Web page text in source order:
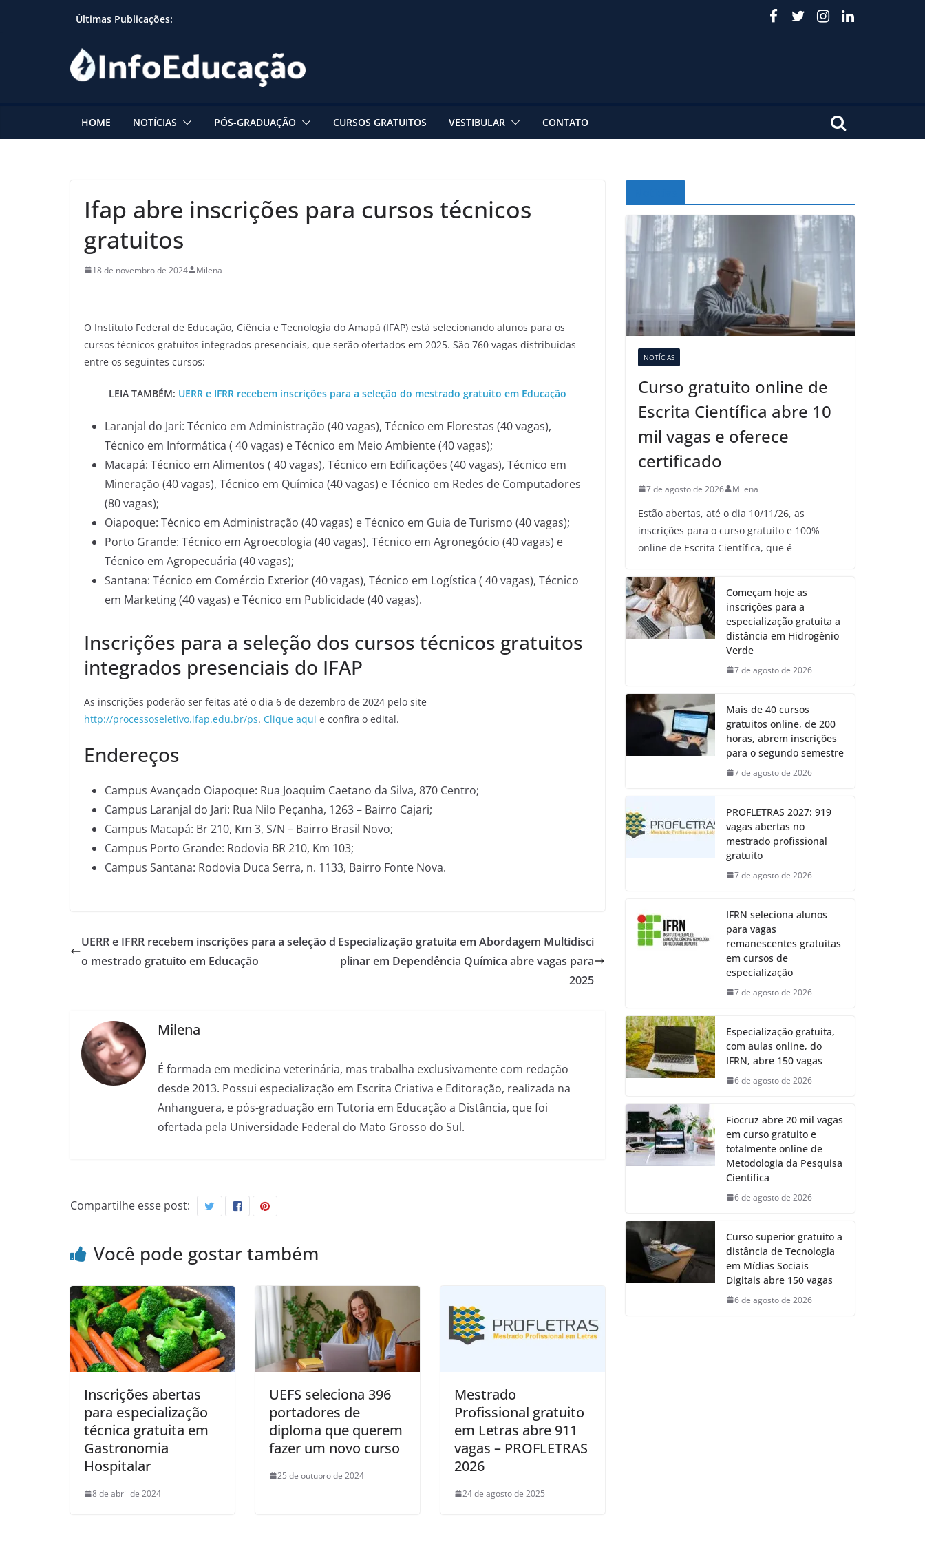
Últimas Publicações:
HOME NOTÍCIAS PÓS-GRADUAÇÃO CURSOS GRATUITOS VESTIBULAR CONTATO
Ifap abre inscrições para cursos técnicos
gratuitos
18 de novembro de 2024 Milena
O Instituto Federal de Educação, Ciência e Tecnologia do Amapá (IFAP) está selecionando alunos para os
cursos técnicos gratuitos integrados presenciais, que serão ofertados em 2025. São 760 vagas distribuídas
entre os seguintes cursos:
LEIA TAMBÉM: UERR e IFRR recebem inscrições para a seleção do mestrado gratuito em Educação
Laranjal do Jari: Técnico em Administração (40 vagas), Técnico em Florestas (40 vagas),
Técnico em Informática ( 40 vagas) e Técnico em Meio Ambiente (40 vagas);
Macapá: Técnico em Alimentos ( 40 vagas), Técnico em Edificações (40 vagas), Técnico em
Mineração (40 vagas), Técnico em Química (40 vagas) e Técnico em Redes de Computadores
(80 vagas);
Oiapoque: Técnico em Administração (40 vagas) e Técnico em Guia de Turismo (40 vagas);
Porto Grande: Técnico em Agroecologia (40 vagas), Técnico em Agronegócio (40 vagas) e
Técnico em Agropecuária (40 vagas);
Santana: Técnico em Comércio Exterior (40 vagas), Técnico em Logística ( 40 vagas), Técnico
em Marketing (40 vagas) e Técnico em Publicidade (40 vagas).
Inscrições para a seleção dos cursos técnicos gratuitos
integrados presenciais do IFAP
As inscrições poderão ser feitas até o dia 6 de dezembro de 2024 pelo site
http://processoseletivo.ifap.edu.br/ps. Clique aqui e confira o edital.
Endereços
Campus Avançado Oiapoque: Rua Joaquim Caetano da Silva, 870 Centro;
Campus Laranjal do Jari: Rua Nilo Peçanha, 1263 – Bairro Cajari;
Campus Macapá: Br 210, Km 3, S/N – Bairro Brasil Novo;
Campus Porto Grande: Rodovia BR 210, Km 103;
Campus Santana: Rodovia Duca Serra, n. 1133, Bairro Fonte Nova.
UERR e IFRR recebem inscrições para a seleção d
o mestrado gratuito em Educação
Especialização gratuita em Abordagem Multidisci
plinar em Dependência Química abre vagas para
2025
Milena
É formada em medicina veterinária, mas trabalha exclusivamente com redação
desde 2013. Possui especialização em Escrita Criativa e Editoração, realizada na
Anhanguera, e pós-graduação em Tutoria em Educação a Distância, que foi
ofertada pela Universidade Federal do Mato Grosso do Sul.
Compartilhe esse post:
Você pode gostar também
Inscrições abertas
para especialização
técnica gratuita em
Gastronomia
Hospitalar
8 de abril de 2024
UEFS seleciona 396
portadores de
diploma que querem
fazer um novo curso
25 de outubro de 2024
Mestrado
Profissional gratuito
em Letras abre 911
vagas – PROFLETRAS
2026
24 de agosto de 2025
NOTÍCIAS
Curso gratuito online de
Escrita Científica abre 10
mil vagas e oferece
certificado
7 de agosto de 2026 Milena
Estão abertas, até o dia 10/11/26, as
inscrições para o curso gratuito e 100%
online de Escrita Científica, que é
Começam hoje as
inscrições para a
especialização gratuita a
distância em Hidrogênio
Verde
7 de agosto de 2026
Mais de 40 cursos
gratuitos online, de 200
horas, abrem inscrições
para o segundo semestre
7 de agosto de 2026
PROFLETRAS 2027: 919
vagas abertas no
mestrado profissional
gratuito
7 de agosto de 2026
IFRN seleciona alunos
para vagas
remanescentes gratuitas
em cursos de
especialização
7 de agosto de 2026
Especialização gratuita,
com aulas online, do
IFRN, abre 150 vagas
6 de agosto de 2026
Fiocruz abre 20 mil vagas
em curso gratuito e
totalmente online de
Metodologia da Pesquisa
Científica
6 de agosto de 2026
Curso superior gratuito a
distância de Tecnologia
em Mídias Sociais
Digitais abre 150 vagas
6 de agosto de 2026